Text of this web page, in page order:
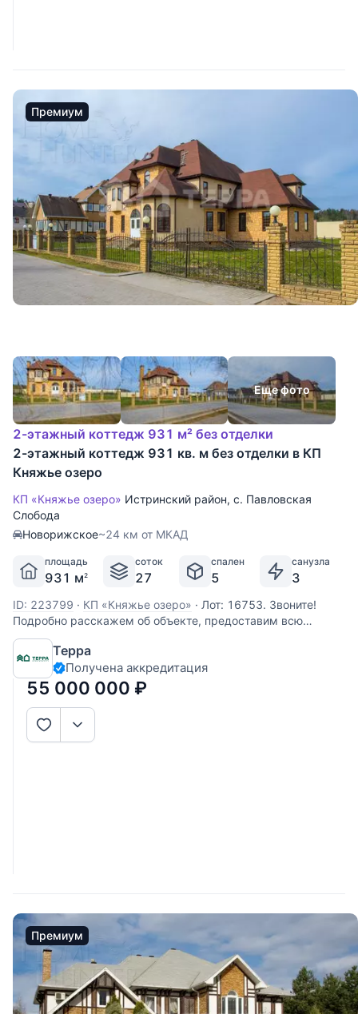
Премиум
Еще фото
2-этажный коттедж 931 м² без отделки
2-этажный коттедж 931 кв. м без отделки в КП
Княжье озеро
КП «Княжье озеро» Истринский район, с. Павловская
Слобода
Новорижское~24 км от МКАД
площадь
931 м2
соток
27
спален
5
санузла
3
ID: 223799 · КП «Княжье озеро» · Лот: 16753. Звоните!
Подробно расскажем об объекте, предоставим всю
необходимую информацию и оперативно покажем!
Терра
Получена аккредитация
55 000 000 ₽
Премиум